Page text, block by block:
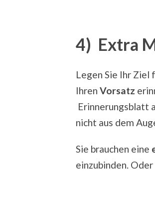
4) Extra
Legen Sie Ihr Ziel
Ihren Vorsatz
Erinnerungsblatt
nicht aus dem
Sie brauchen eine
einzubinden. Oder